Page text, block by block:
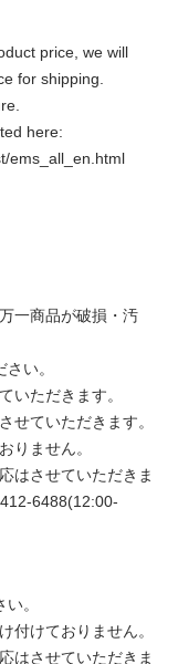
price, we will
for shipping.
here:
ems_all_en.html
一商品が破損・汚
い。
いただきます。
せていただきます。
りません。
はさせていただきま
6488(12:00-
。
付けておりません。
はさせていただきま